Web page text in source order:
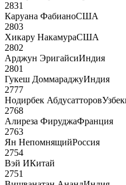
2831
Каруана ФабианоСША
2803
Хикару НакамураСША
2802
Арджун ЭригайсиИндия
2801
Гукеш ДоммараджуИндия
2777
Нодирбек Абдусатторов
2768
Алиреза ФируджаФранция
2763
Ян НепомнящийРоссия
2754
Вэй ИКитай
2751